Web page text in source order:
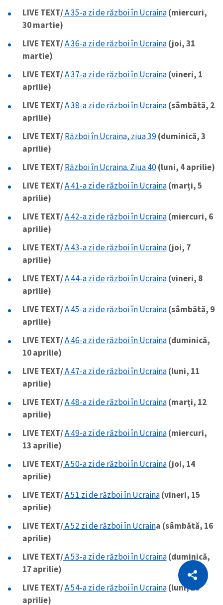
Copiază Link
LIVE TEXT/A 35-a zi de război în Ucraina(miercuri,
30 martie)
LIVE TEXT/A 36-a zi de război în Ucraina(joi, 31
martie)
LIVE TEXT/A 37-a zi de război în Ucraina(vineri, 1
aprilie)
LIVE TEXT/A 38-a zi de război în Ucraina(sâmbătă, 2
aprilie)
LIVE TEXT/Război în Ucraina, ziua 39(duminică, 3
aprilie)
LIVE TEXT/Război în Ucraina. Ziua 40(luni, 4 aprilie)
LIVE TEXT/A 41-a zi de război în Ucraina(marți, 5
aprilie)
LIVE TEXT/A 42-a zi de război în Ucraina(miercuri, 6
aprilie)
LIVE TEXT/A 43-a zi de război în Ucraina(joi, 7
aprilie)
LIVE TEXT/A 44-a zi de război în Ucraina(vineri, 8
aprilie)
LIVE TEXT/A 45-a zi de război în Ucraina(sâmbătă, 9
aprilie)
LIVE TEXT/A 46-a zi de război în Ucraina(duminică,
10 aprilie)
LIVE TEXT/A 47-a zi de război în Ucraina(luni, 11
aprilie)
LIVE TEXT/A 48-a zi de război în Ucraina(marți, 12
aprilie)
LIVE TEXT/A 49-a zi de război în Ucraina(miercuri,
13 aprilie)
LIVE TEXT/A 50-a zi de război în Ucraina(joi, 14
aprilie)
LIVE TEXT/A 51 zi de război în Ucraina(vineri, 15
aprilie)
LIVE TEXT/A 52 zi de război în Ucraina (sâmbătă, 16
aprilie)
LIVE TEXT/A 53-a zi de război în Ucraina(duminică,
17 aprilie)
LIVE TEXT/A 54-a zi de război în Ucraina(luni, 18
aprilie)
CITEȘTE